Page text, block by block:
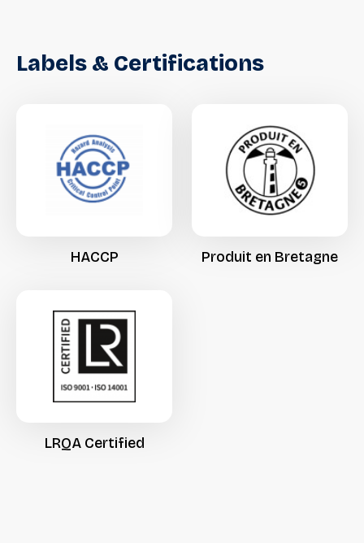
Labels & Certifications
HACCP Produit en Bretagne
LRQA Certified